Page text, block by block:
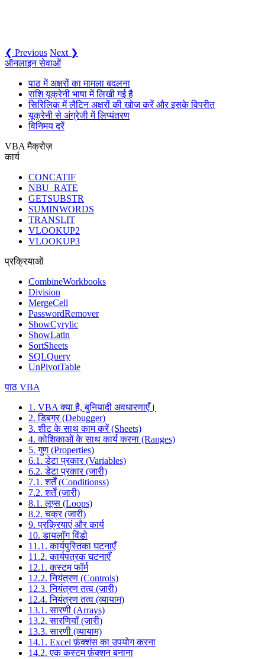
❮ Previous Next ❯
ऑनलाइन सेवाओं
पाठ में अक्षरों का मामला बदलना
राशि यूक्रेनी भाषा में लिखी गई है
सिरिलिक में लैटिन अक्षरों की खोज करें और इसके विपरीत
यूक्रेनी से अंग्रेजी में लिप्यंतरण
विनिमय दरें
VBA मैक्रोज़
कार्य
CONCATIF
NBU_RATE
GETSUBSTR
SUMINWORDS
TRANSLIT
VLOOKUP2
VLOOKUP3
प्रक्रियाओं
CombineWorkbooks
Division
MergeCell
PasswordRemover
ShowCyrylic
ShowLatin
SortSheets
SQLQuery
UnPivotTable
पाठ VBA
1. VBA क्या है, बुनियादी अवधारणाएँ।
2. डिबगर (Debugger)
3. शीट के साथ काम करें (Sheets)
4. कोशिकाओं के साथ कार्य करना (Ranges)
5. गुण (Properties)
6.1. डेटा प्रकार (Variables)
6.2. डेटा प्रकार (जारी)
7.1. शर्तें (Conditionss)
7.2. शर्तें (जारी)
8.1. लूप्स (Loops)
8.2. चक्र (जारी)
9. प्रक्रियाएं और कार्य
10. डायलॉग विंडो
11.1. कार्यपुस्तिका घटनाएँ
11.2. कार्यपत्रक घटनाएँ
12.1. कस्टम फॉर्म
12.2. नियंत्रण (Controls)
12.3. नियंत्रण तत्व (जारी)
12.4. नियंत्रण तत्व (व्यायाम)
13.1. सारणी (Arrays)
13.2. सारणियाँ (जारी)
13.3. सारणी (व्यायाम)
14.1. Excel फ़ंक्शंस का उपयोग करना
14.2. एक कस्टम फ़ंक्शन बनाना